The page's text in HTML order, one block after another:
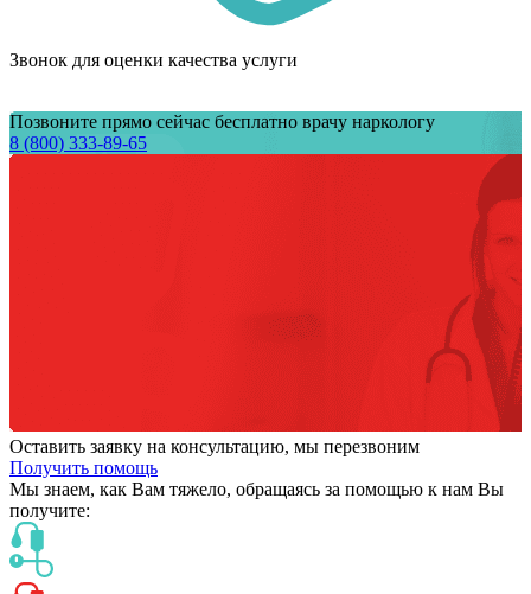
Звонок для оценки качества услуги
Позвоните прямо сейчас бесплатно врачу наркологу
8 (800) 333-89-65
Оставить заявку на консультацию, мы перезвоним
Получить помощь
Мы знаем, как Вам тяжело, обращаясь за помощью к нам Вы
получите: